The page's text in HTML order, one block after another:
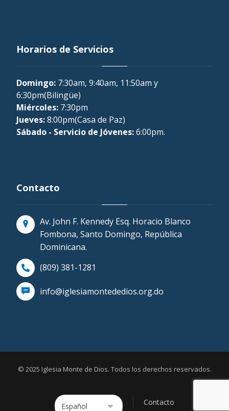
Horarios de Servicios
Domingo: 7:30am, 9:40am, 11:50am y
6:30pm(Bilingüe)
Miércoles: 7:30pm
Jueves:8:00pm(Casa de Paz)
Sábado - Servicio de Jóvenes:6:00pm.
Contacto
Av. John F. Kennedy Esq. Horacio Blanco
Fombona, Santo Domingo, República
Dominicana.
(809) 381-1281
info@iglesiamontededios.org.do
© 2025 Iglesia Monte de Dios. Todos los derechos reservados.
Contacto